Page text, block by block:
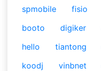
spmobile
fisio
booto
digiker
hello
tiantong
koodj
vinbnet